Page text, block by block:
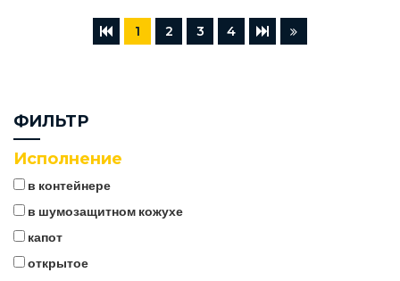
1 2 3 4
ФИЛЬТР
Исполнение
в контейнере
в шумозащитном кожухе
капот
открытое